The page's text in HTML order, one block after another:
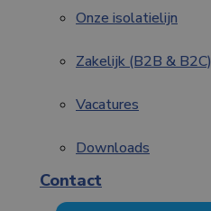
Onze isolatielijn
Zakelijk (B2B & B2C)
Vacatures
Downloads
Contact